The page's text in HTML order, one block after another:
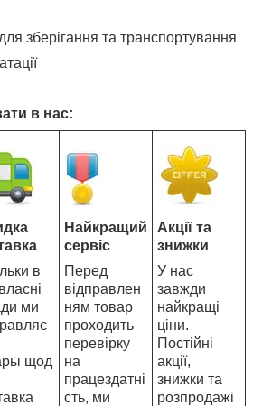
зберігання та транспортування
в нас:
в
ми
щод
Найкращий
сервіс
Перед
відправлен
ням товар
проходить
перевірку
на
працездатні
сть, ми
Акції та
знижки
У нас
завжди
найкращі
ціни.
Постійні
акції,
знижки та
розпродажі